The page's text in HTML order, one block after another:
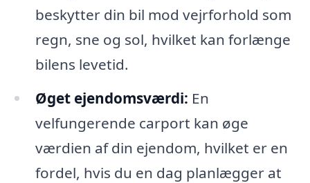
beskytter din bil mod vejrforhold som
regn, sne og sol, hvilket kan forlænge
bilens levetid.
Øget ejendomsværdi: En
velfungerende carport kan øge
værdien af din ejendom, hvilket er en
fordel, hvis du en dag planlægger at